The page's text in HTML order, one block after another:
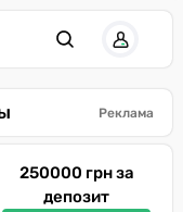
Реклама
250000 грн за
депозит